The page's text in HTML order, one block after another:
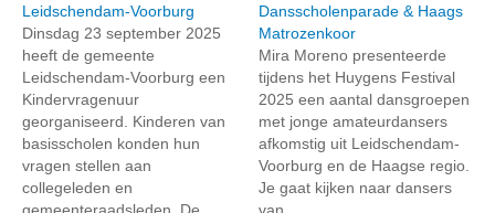
Leidschendam-Voorburg
Dinsdag 23 september 2025
heeft de gemeente
Leidschendam-Voorburg een
Kindervragenuur
georganiseerd. Kinderen van
basisscholen konden hun
vragen stellen aan
collegeleden en
gemeenteraadsleden. De...
Dansscholenparade & Haags
Matrozenkoor
Mira Moreno presenteerde
tijdens het Huygens Festival
2025 een aantal dansgroepen
met jonge amateurdansers
afkomstig uit Leidschendam-
Voorburg en de Haagse regio.
Je gaat kijken naar dansers
van...